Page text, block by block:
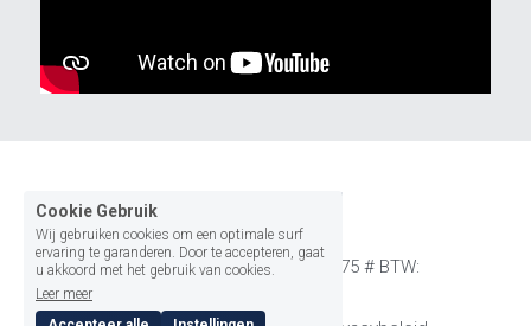
MVP Solutions # KVK: 61374075 # BTW:
Cookie Gebruik
Wij gebruiken cookies om een optimale surf
ervaring te garanderen. Door te accepteren, gaat
u akkoord met het gebruik van cookies.
Leer meer